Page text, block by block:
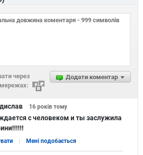
Додати коментар
через
мережах:
16 років тому
с человеком и ты заслужила
Мені подобається